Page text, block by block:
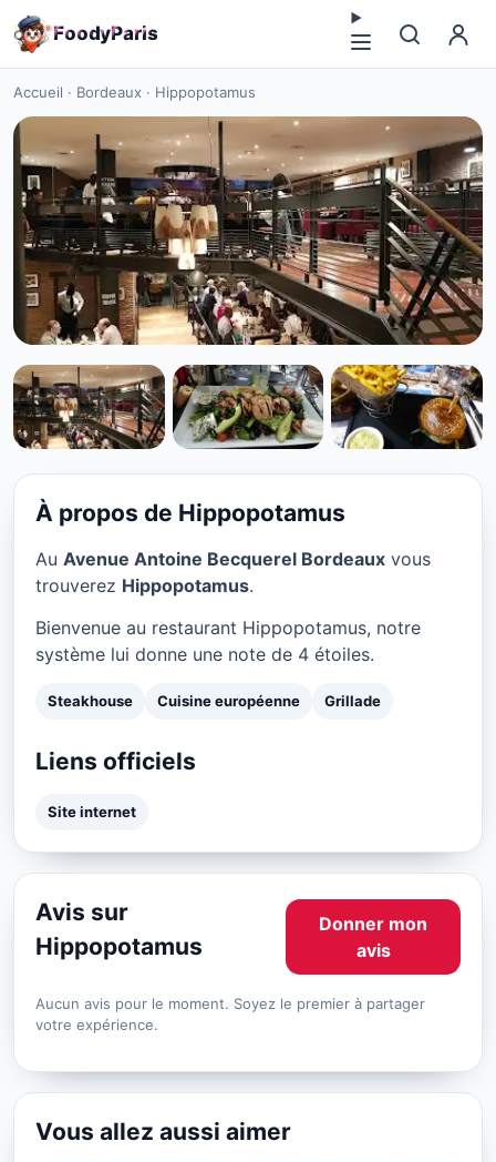
FoodyParis
Accueil · Bordeaux · Hippopotamus
STEAKHOUSE
Hippopotamus à Bordeaux
★ 4/5
À propos de Hippopotamus
Au Avenue Antoine Becquerel Bordeaux vous
trouverez Hippopotamus.
Bienvenue au restaurant Hippopotamus, notre
système lui donne une note de 4 étoiles.
Steakhouse Cuisine européenne Grillade
Liens officiels
Site internet
Avis sur
Hippopotamus
Donner mon
avis
Aucun avis pour le moment. Soyez le premier à partager
votre expérience.
Vous allez aussi aimer